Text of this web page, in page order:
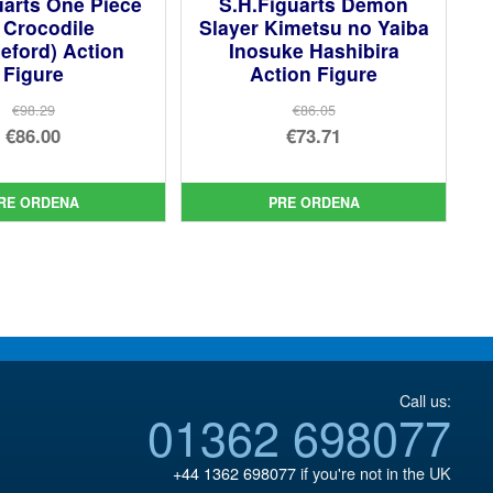
Action
Figure
€98.29
El
original
era:
€86.00
precio
actual
ORDENA
Slayer Kimetsu no Yaiba
Inosuke Hashibira
Action Figure
€86.05
El
original
era:
€73.71
precio
actual
PRE ORDENA
Call us:
01362 698077
+44 1362 698077if you're not in the UK